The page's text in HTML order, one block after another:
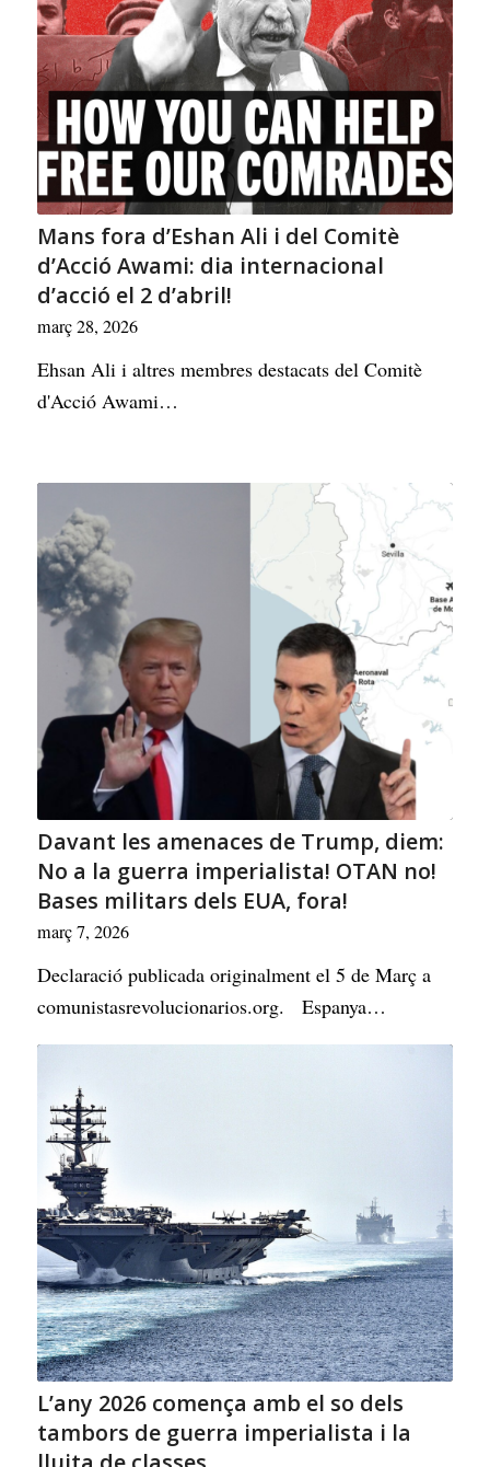
Mans fora d’Eshan Ali i del Comitè
d’Acció Awami: dia internacional
d’acció el 2 d’abril!
març 28, 2026
Ehsan Ali i altres membres destacats del Comitè
d'Acció Awami…
Davant les amenaces de Trump, diem:
No a la guerra imperialista! OTAN no!
Bases militars dels EUA, fora!
març 7, 2026
Declaració publicada originalment el 5 de Març a
comunistasrevolucionarios.org. Espanya…
L’any 2026 comença amb el so dels
tambors de guerra imperialista i la